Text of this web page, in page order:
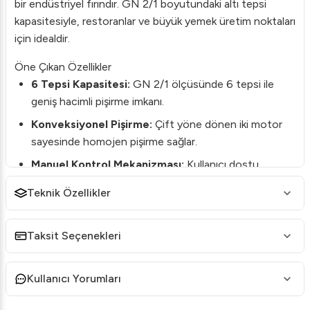
bir endüstriyel fırındır. GN 2/1 boyutundaki altı tepsi
kapasitesiyle, restoranlar ve büyük yemek üretim noktaları
için idealdir.
Öne Çıkan Özellikler
6 Tepsi Kapasitesi: GN 2/1 ölçüsünde 6 tepsi ile
geniş hacimli pişirme imkanı.
Konveksiyonel Pişirme: Çift yöne dönen iki motor
sayesinde homojen pişirme sağlar.
Manuel Kontrol Mekanizması:Kullanıcı dostu
değişen sıcaklık ayarları.
Direct Nemlendirme Sistemi:
etkinleştirilen direkt nemlendirme.
Teknik Özellikler
Taksit Seçenekleri
Kullanıcı Yorumları